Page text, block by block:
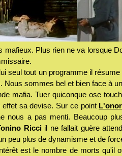
mafieux. Plus rien ne va lorsque
seul tout un programme il
Nous sommes bel et bien face à
mafia. Tuer quiconque ose
effet sa devise. Sur ce point
nous a pas menti. Beaucoup
Ricciil ne fallait guère
peu plus de dynamisme et de
est le nombre de morts qu'il